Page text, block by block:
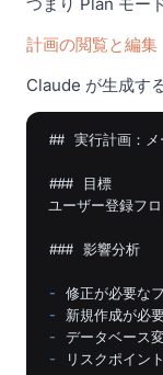
計画の閲覧と編集
Claude が生成す
## 実行計画：メ
### 目標
ユーザー登録フ
### 影響分析
-
-
-
-
リスクポイン